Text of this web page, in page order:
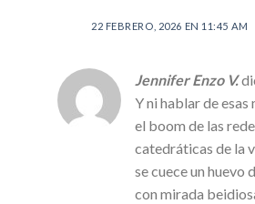
22 FEBRERO, 2026 EN 11:45 AM
Jennifer Enzo V.
Y ni hablar de esas
el boom de las
catedráticas de la
se cuece un huevo
con mirada